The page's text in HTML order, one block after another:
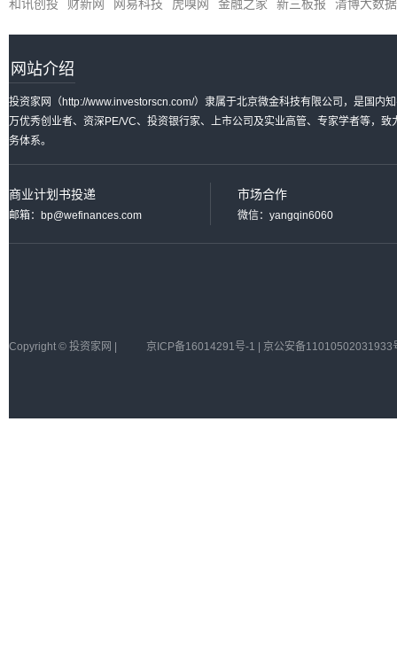
和讯创投
财新网 网易科技 虎嗅网 金融之家 新三板报 清博大数据
网站介绍
投资家网（http://www.investorscn.com/）隶属于北京微金科技有限公司，是国内
万优秀创业者、资深PE/VC、投资银行家、上市公司及实业高管、专家学者等，
务体系。
商业计划书投递
邮箱：bp@wefinances.com
市场合作
微信：yangqin6060
Copyright © 投资家网 | 京ICP备16014291号-1 | 京公安备11010502031933